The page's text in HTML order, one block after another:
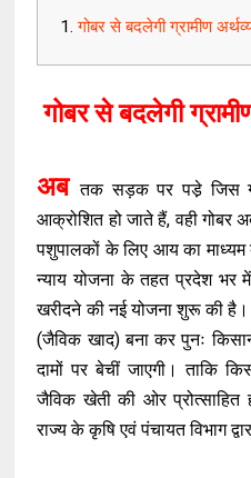
गोबर से बदलेगी ग्रामीण
गोबर से बदलेगी
अब तक सड़क पर पडे़ जिस
आक्रोशित हो जाते हैं, वही गोबर
पशुपालकों के लिए आय का माध्यम
न्याय योजना के तहत प्रदेश भर
खरीदने की नई योजना शुरू की
(जैविक खाद) बना कर पुनः
दामों पर बेचीं जाएगी। ताकि
जैविक खेती की ओर प्रोत्साहित
राज्य के कृषि एवं पंचायत विभाग